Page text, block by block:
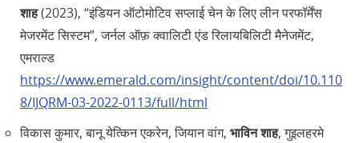
शाह(2023), “इंडियन ऑटोमोटिव सप्लाई चेन के लिए लीन परफॉर्मेंस
मेजरमेंट सिस्टम”, जर्नल ऑफ़ क्वालिटी एंड रिलायबिलिटी मैनेजमेंट,
एमराल्ड
https://www.emerald.com/insight/content/doi/10.110
8/IJQRM-03-2022-0113/full/html
विकास कुमार, बानू येत्किन एकरेन, जियान वांग, भाविन शाह, गुइलहरमे